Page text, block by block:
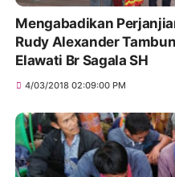
Mengabadikan
Rudy Alexander
Elawati Br Sagala SH
4/03/2018 02:09:00 PM